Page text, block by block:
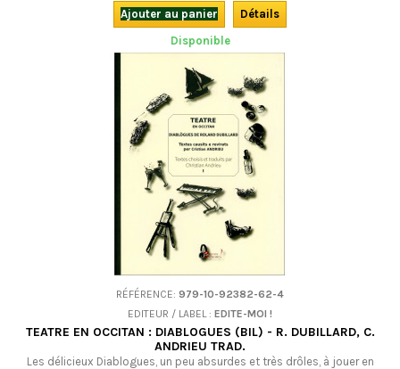
Césette (1882), qui fut couronné par l'Académie française.
Ajouter au panier
Détails
Disponible
RÉFÉRENCE: 979-10-92382-62-4
EDITEUR / LABEL : EDITE-MOI !
TEATRE EN OCCITAN : DIABLOGUES (BIL) - R. DUBILLARD, C.
ANDRIEU TRAD.
Les délicieux Diablogues, un peu absurdes et très drôles, à jouer en